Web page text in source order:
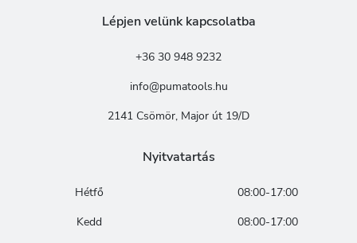
Lépjen velünk kapcsolatba
+36 30 948 9232
info@pumatools.hu
2141 Csömör, Major út 19/D
Nyitvatartás
Hétfő
08:00-17:00
Kedd
08:00-17:00